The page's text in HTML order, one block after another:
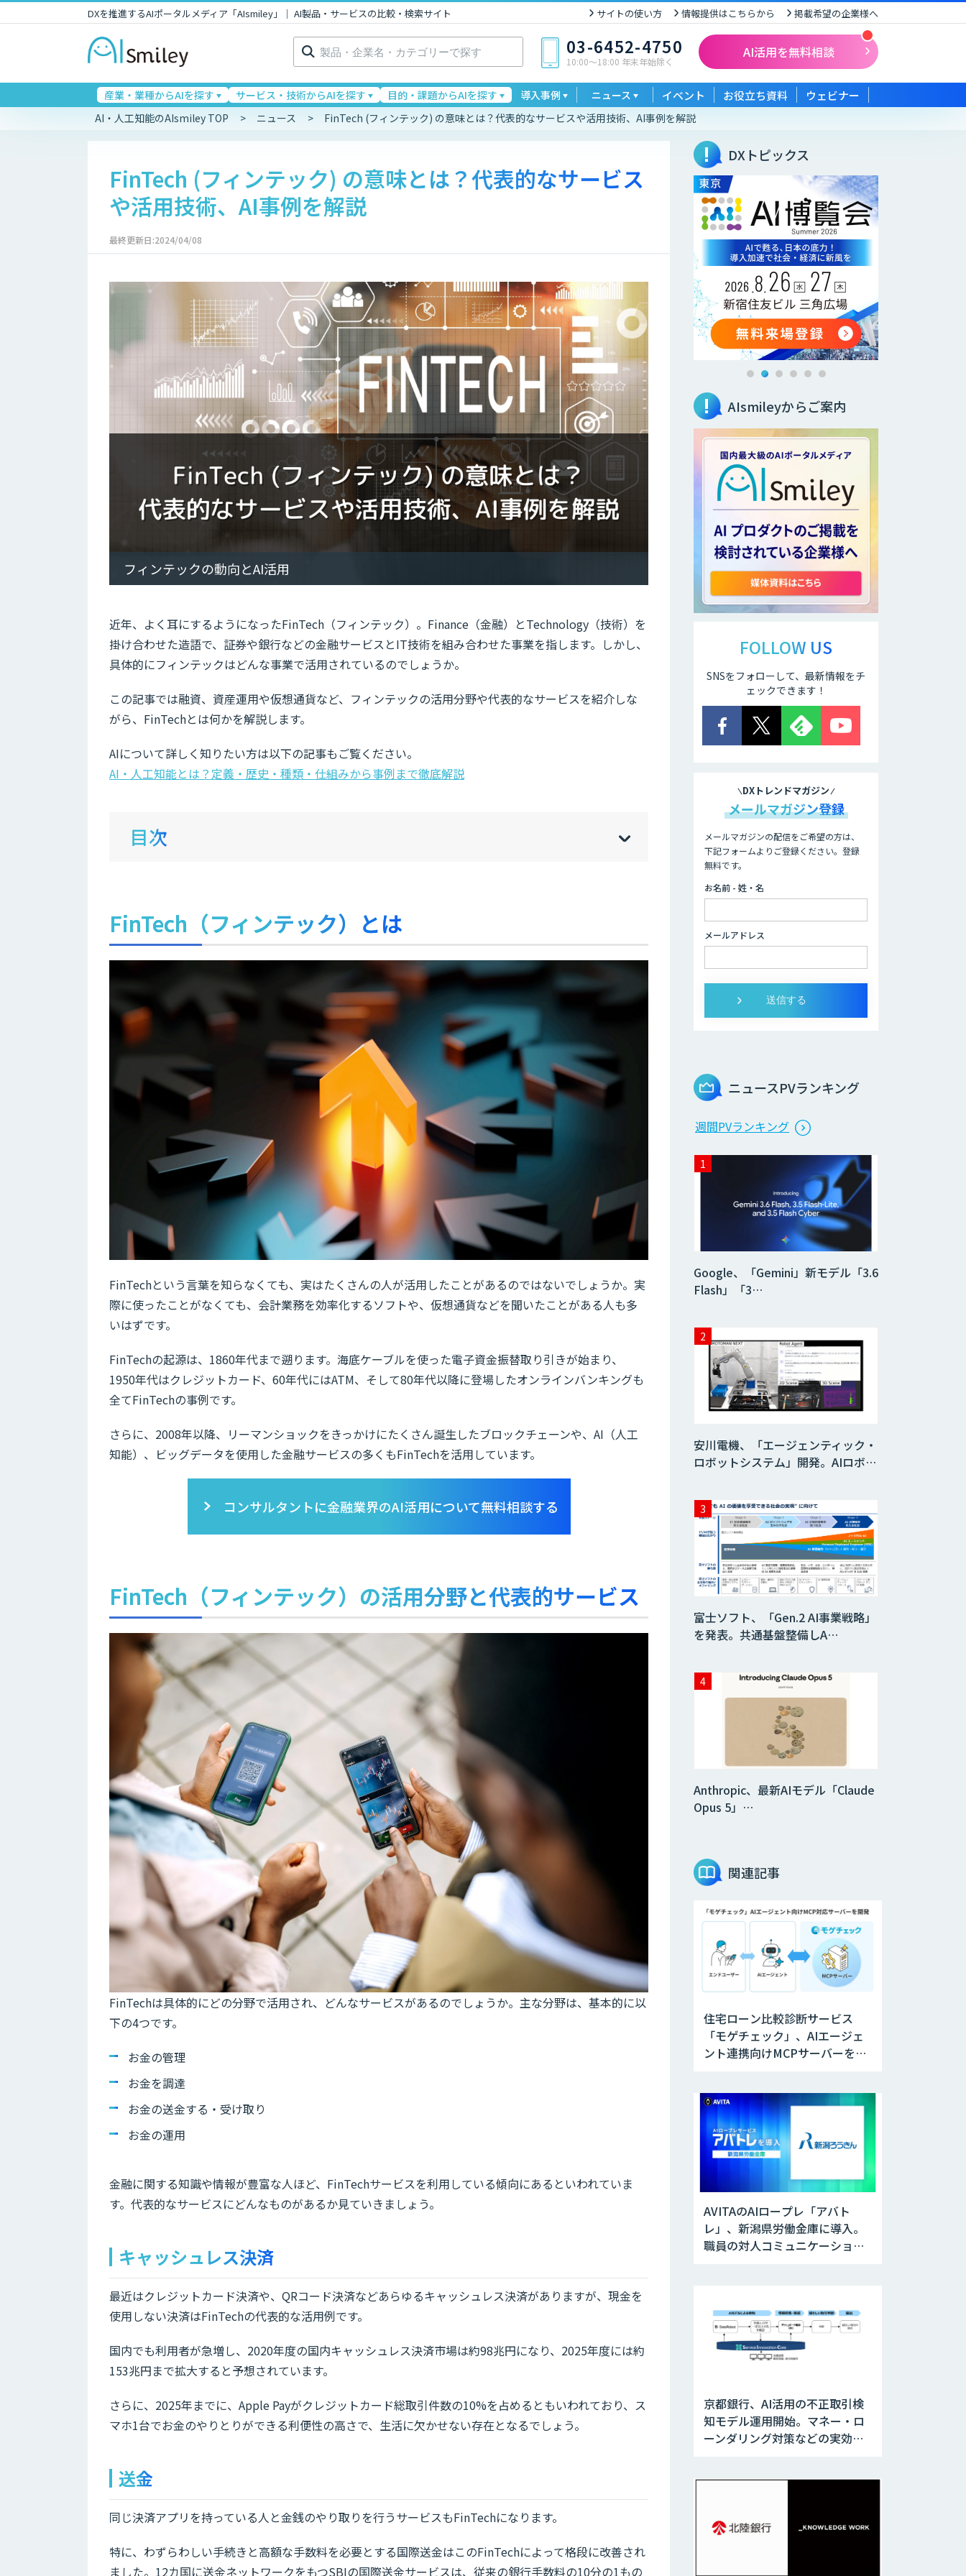
DXを推進するAIポータルメディア「AIsmiley」｜ AI製品・サービスの比較・検索サイト サイトの使い方 情報提供はこちらから 掲載希望の企業様へ
検
索: 03-6452-4750
10:00〜18:00 年末年始除く
AI活用を無料相談
産業・業種からAIを探す サービス・技術からAIを探す 目的・課題からAIを探す 導入事例 ニュース イベント お役立ち資料 ウェビナー
AI・人工知能のAIsmiley TOP ニュース FinTech (フィンテック) の意味とは？代表的なサービスや活用技術、AI事例を解説
FinTech (フィンテック) の意味とは？代表的なサービス
や活用技術、AI事例を解説
最終更新日:2024/04/08
フィンテックの動向とAI活用
近年、よく耳にするようになったFinTech（フィンテック）。Finance（金融）とTechnology（技術）を
掛け合わせた造語で、証券や銀行などの金融サービスとIT技術を組み合わせた事業を指します。しかし、
具体的にフィンテックはどんな事業で活用されているのでしょうか。
この記事では融資、資産運用や仮想通貨など、フィンテックの活用分野や代表的なサービスを紹介しな
がら、FinTechとは何かを解説します。
AIについて詳しく知りたい方は以下の記事もご覧ください。
AI・人工知能とは？定義・歴史・種類・仕組みから事例まで徹底解説
目次 [hi
]
[sh
]
FinTech（フィンテック）とは
FinTechという言葉を知らなくても、実はたくさんの人が活用したことがあるのではないでしょうか。実
際に使ったことがなくても、会計業務を効率化するソフトや、仮想通貨などを聞いたことがある人も多
いはずです。
FinTechの起源は、1860年代まで遡ります。海底ケーブルを使った電子資金振替取り引きが始まり、
1950年代はクレジットカード、60年代にはATM、そして80年代以降に登場したオンラインバンキングも
全てFinTechの事例です。
さらに、2008年以降、リーマンショックをきっかけにたくさん誕生したブロックチェーンや、AI（人工
知能）、ビッグデータを使用した金融サービスの多くもFinTechを活用しています。
コンサルタントに金融業界のAI活用について無料相談する
FinTech（フィンテック）の活用分野と代表的サービス
FinTechは具体的にどの分野で活用され、どんなサービスがあるのでしょうか。主な分野は、基本的に以
下の4つです。
お金の管理
お金を調達
お金の送金する・受け取り
お金の運用
金融に関する知識や情報が豊富な人ほど、FinTechサービスを利用している傾向にあるといわれていま
す。代表的なサービスにどんなものがあるか見ていきましょう。
キャッシュレス決済
最近はクレジットカード決済や、QRコード決済などあらゆるキャッシュレス決済がありますが、現金を
使用しない決済はFinTechの代表的な活用例です。
国内でも利用者が急増し、2020年度の国内キャッシュレス決済市場は約98兆円になり、2025年度には約
153兆円まで拡大すると予想されています。
さらに、2025年までに、Apple Payがクレジットカード総取引件数の10%を占めるともいわれており、ス
マホ1台でお金のやりとりができる利便性の高さで、生活に欠かせない存在となるでしょう。
送金
同じ決済アプリを持っている人と金銭のやり取りを行うサービスもFinTechになります。
特に、わずらわしい手続きと高額な手数料を必要とする国際送金はこのFinTechによって格段に改善され
ました。12カ国に送金ネットワークをもつSBIの国際送金サービスは、従来の銀行手数料の10分の1もの
DXトピックス
AIsmileyからご案内
FOLLOW US
SNSをフォローして、最新情報をチ
ェックできます！
DXトレンドマガジン
メールマガジン登録
メールマガジンの配信をご希望の方は、
下記フォームよりご登録ください。登録
無料です。
お名前 - 姓・名
メールアドレス
ニュースPVランキング
週間PVランキング
Google、「Gemini」新モデル「3.6
Flash」「3…
安川電機、「エージェンティック・
ロボットシステム」開発。AIロボ…
富士ソフト、「Gen.2 AI事業戦略」
を発表。共通基盤整備しA…
Anthropic、最新AIモデル「Claude
Opus 5」…
関連記事
住宅ローン比較診断サービス
「モゲチェック」、AIエージェ
ント連携向けMCPサーバーを公
AVITAのAIロープレ「アバト
レ」、新潟県労働金庫に導入。
職員の対人コミュニケーション
京都銀行、AI活用の不正取引検
知モデル運用開始。マネー・ロ
ーンダリング対策などの実効性